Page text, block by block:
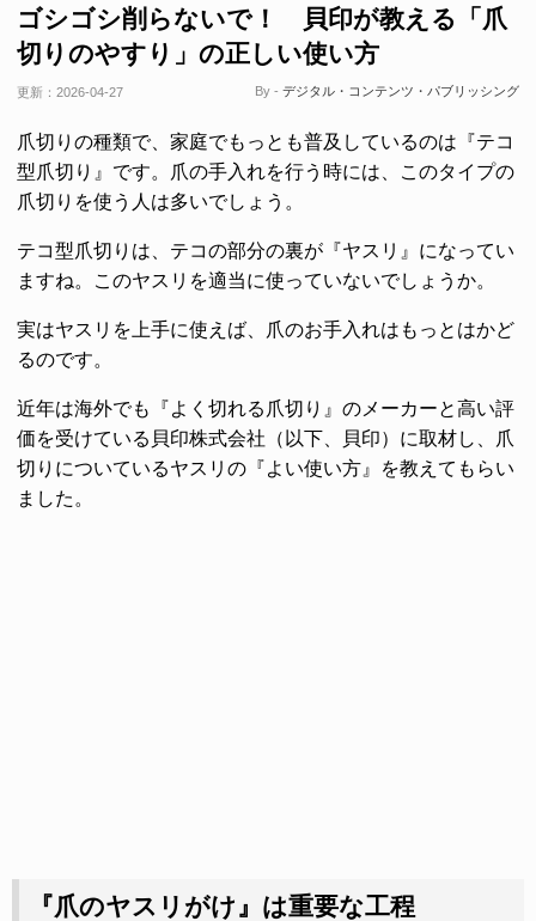
ゴシゴシ削らないで！ 貝印が教える「爪
切りのやすり」の正しい使い方
更新： 2026-04-27 By - デジタル・コンテンツ・パブリッシング
爪切りの種類で、家庭でもっとも普及しているのは『テコ
型爪切り』です。爪の手入れを行う時には、このタイプの
爪切りを使う人は多いでしょう。
テコ型爪切りは、テコの部分の裏が『ヤスリ』になってい
ますね。このヤスリを適当に使っていないでしょうか。
実はヤスリを上手に使えば、爪のお手入れはもっとはかど
るのです。
近年は海外でも『よく切れる爪切り』のメーカーと高い評
価を受けている貝印株式会社（以下、貝印）に取材し、爪
切りについているヤスリの『よい使い方』を教えてもらい
ました。
『爪のヤスリがけ』は重要な工程